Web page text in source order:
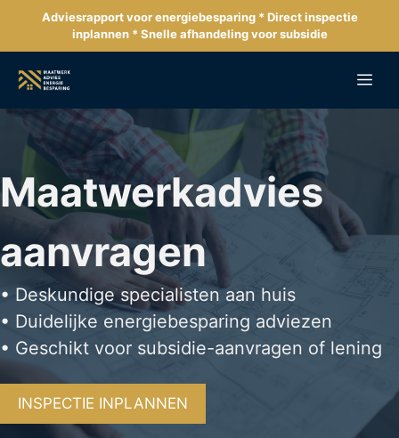
de
inhoud
Adviesrapport voor energiebesparing * Direct inspectie
inplannen * Snelle afhandeling voor subsidie
Maatwerkadvies
aanvragen
• Deskundige specialisten aan huis
• Duidelijke energiebesparing adviezen
• Geschikt voor subsidie-aanvragen of lening
INSPECTIE INPLANNEN